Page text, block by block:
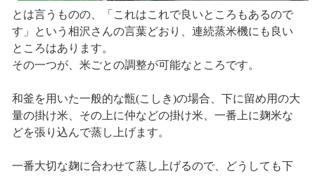
とは言うものの、「これはこれで良いところもあるので
す」という相沢さんの言葉どおり、連続蒸米機にも良い
ところはあります。
その一つが、米ごとの調整が可能なところです。
和釜を用いた一般的な甑(こしき)の場合、下に留め用の大
量の掛け米、その上に仲などの掛け米、一番上に麹米な
どを張り込んで蒸し上げます。
一番大切な麹に合わせて蒸し上げるので、どうしても下